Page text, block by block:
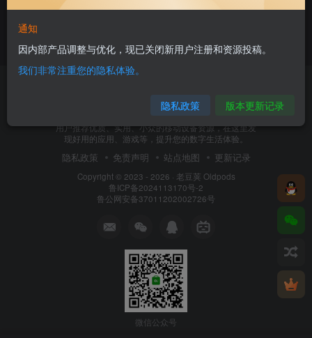
用户推荐优质、实用、小众的移动设备资源，在这里发
现好用的应用、游戏等，提升您的数字生活体验。
隐私政策 免责声明 站点地图 更新记录
Copyright © 2023 - 2026 · 老豆荚 Oldpods
鲁ICP备2024113170号-2
鲁公网安备37011202002726号
微信公众号
通知
因内部产品调整与优化，现已关闭新用户注册和资源投稿。
我们非常注重您的隐私体验。
隐私政策 版本更新记录